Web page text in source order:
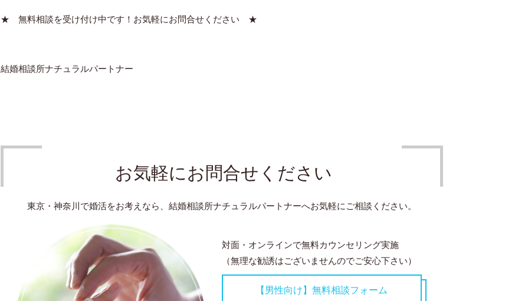
★ 無料相談を受け付け中です！お気軽にお問合せください ★
結婚相談所ナチュラルパートナー
お気軽にお問合せください
東京・神奈川で婚活をお考えなら、結婚相談所ナチュラルパートナーへお気軽にご相談ください。
対面・オンラインで無料カウンセリング実施
（無理な勧誘はございませんのでご安心下さい）
【男性向け】無料相談フォーム